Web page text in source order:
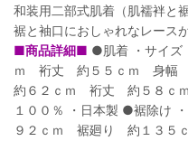
和装用二部式肌着（肌襦袢と
裾と袖口におしゃれなレース
■商品詳細■ ●肌着 ・サイ
ｍ 裄丈 約５５ｃｍ 身幅
約６２ｃｍ 裄丈 約５８
１００％ ・日本製 ●裾除け
９２ｃｍ 裾廻り 約１３５